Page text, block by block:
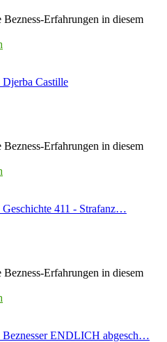
Bezness-Erfahrungen in diesem
Djerba Castille
Bezness-Erfahrungen in diesem
Geschichte 411 - Strafanz…
Bezness-Erfahrungen in diesem
Beznesser ENDLICH abgesch…